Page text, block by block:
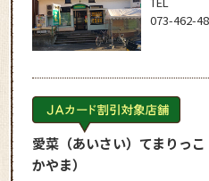
073-462-
愛菜（あいさい）てまりっ
かやま）